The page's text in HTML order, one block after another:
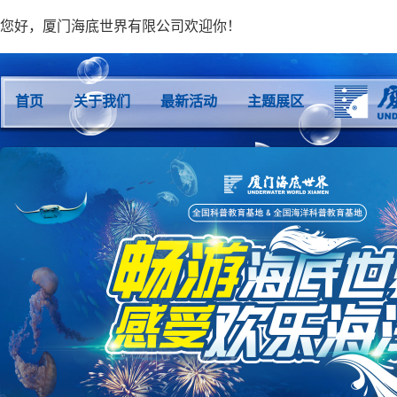
您好，厦门海底世界有限公司欢迎你！
首页 关于我们 最新活动 主题展区